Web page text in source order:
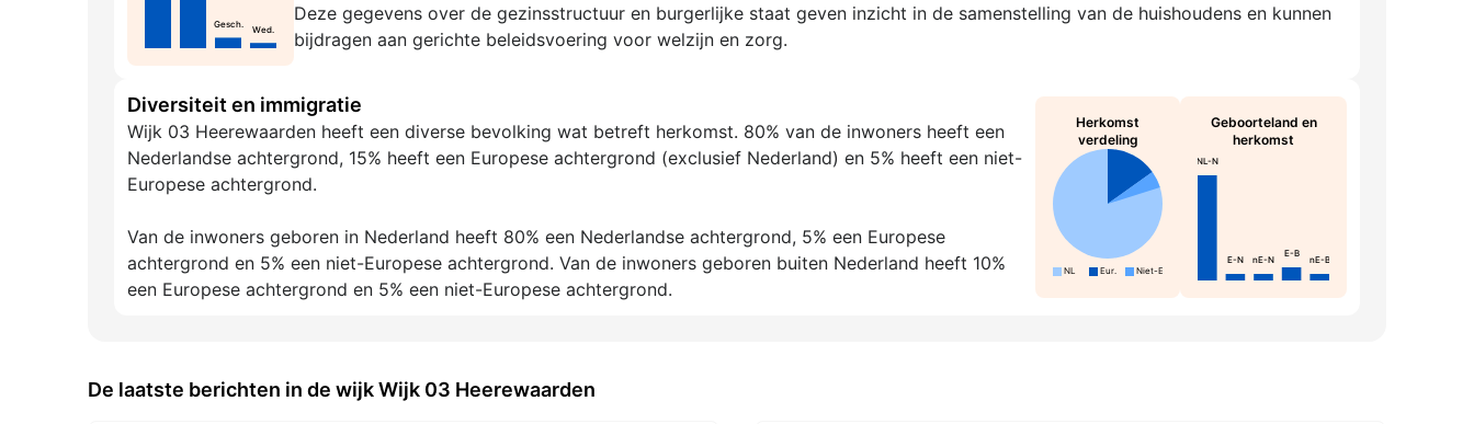
Gesch. Wed.
Deze gegevens over de gezinsstructuur en burgerlijke staat geven inzicht in de samenstelling van de huishoudens en kunnen
bijdragen aan gerichte beleidsvoering voor welzijn en zorg.
Diversiteit en immigratie
Wijk 03 Heerewaarden heeft een diverse bevolking wat betreft herkomst. 80% van de inwoners heeft een
Nederlandse achtergrond, 15% heeft een Europese achtergrond (exclusief Nederland) en 5% heeft een niet-
Europese achtergrond.
Van de inwoners geboren in Nederland heeft 80% een Nederlandse achtergrond, 5% een Europese
achtergrond en 5% een niet-Europese achtergrond. Van de inwoners geboren buiten Nederland heeft 10%
een Europese achtergrond en 5% een niet-Europese achtergrond.
Herkomst
verdeling
NL Eur. Niet-Eur.
Geboorteland en
herkomst
NL-N
E-N nE-N
E-B
nE-B
De laatste berichten in de wijk Wijk 03 Heerewaarden